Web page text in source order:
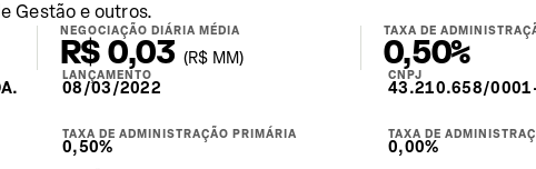
Gestão e outros.
NEGOCIAÇÃO DIÁRIA MÉDIA
R$ 0,03 (R$ MM)
TAXA DE
0,50%
LANÇAMENTO
08/03/2022
CNPJ
43.210.658/
TAXA DE ADMINISTRAÇÃO PRIMÁRIA
0,50%
TAXA DE
0,00%